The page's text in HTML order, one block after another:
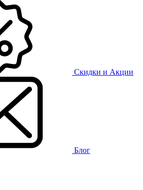
Скидки и Акции
Блог